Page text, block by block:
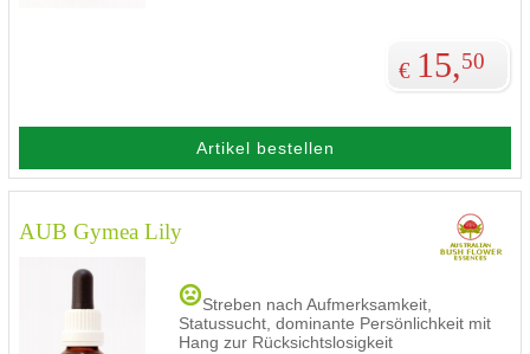
€ 15,50
Artikel bestellen
AUB Gymea Lily
Streben nach Aufmerksamkeit,
Statussucht, dominante Persönlichkeit mit
Hang zur Rücksichtslosigkeit